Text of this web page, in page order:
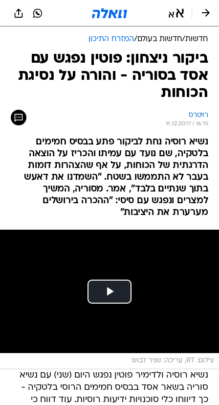
חדשות/חדשות בעולם/המזרח התיכון
ביקור ניצחון: פוטין נפגש עם
אסד בסוריה - והורה על נסיגת
הכוחות
רויטרס
11.12.2017 / 16:15
נשיא רוסיה נחת לביקור פתע בבסיס חמימים
בלטקיה, שם נועד עם עמיתו והכריז על הוצאה
הדרגתית של הכוחות, על אף שהצהרות דומות
בעבר לא התממשו בשטח. "השמדנו את דאעש
בתוך שנתיים בלבד", אמר. מסוריה, המשיך
למצרים ונפגש עם סיסי: "ההכרה בירושלים
מערערת את היציבות"
צילום: RT, עריכה: שניר דבוש
נשיא רוסיה ולדימיר פוטין נפגש היום (שני) עם נשיא
סוריה בשאר אסד בבסיס חמימים הרוסי בלטקיה -
כך דיווחו כלי סוכנויות ידיעות רוסיות. עוד דווח כי